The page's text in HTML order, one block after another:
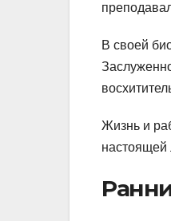
В своей
Жизнь и
настоящей